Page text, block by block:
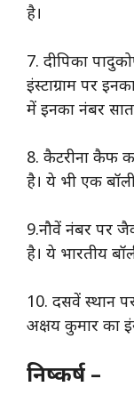
है।
7. दीपिका
इंस्टाग्राम पर
में इनका नंबर
8. कैटरीना कैफ
है। ये भी एक
9.नौवें नंबर पर
है। ये भारतीय
10. दसवें स्थान
अक्षय कुमार का
निष्कर्ष –